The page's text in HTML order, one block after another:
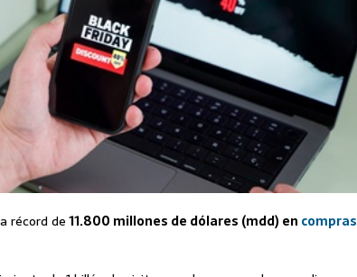
récord de11.800 millones de dólares (mdd) en compras